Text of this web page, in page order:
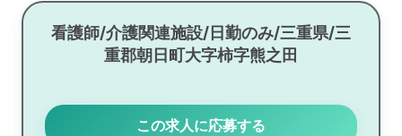
看護師/介護関連施設/日勤のみ/三重県/三
重郡朝日町大字柿字熊之田
この求人に応募する